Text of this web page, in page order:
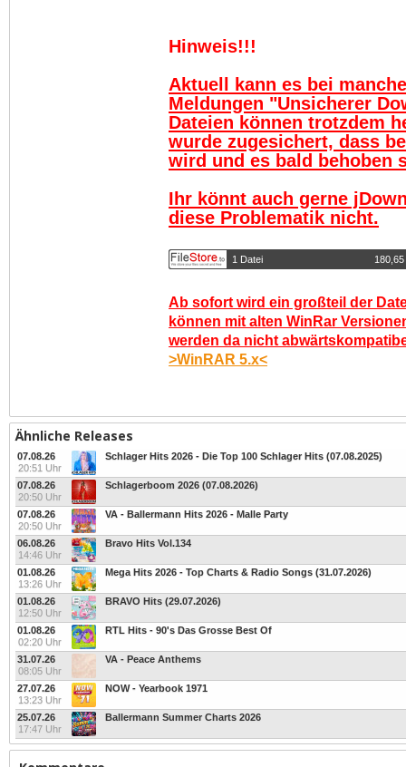
Hinweis!!!
Aktuell kann es bei
Meldungen "Unsicherer
Dateien können trotzdem
wurde zugesichert, dass
wird und es bald behoben
Ihr könnt auch gerne
diese Problematik nicht.
1 Datei
Ab sofort wird ein großteil der
können mit alten WinRar
werden da nicht
>WinRAR 5.x<
Ähnliche Releases
07.08.26
20:51 Uhr
Schlager Hits 2026 - Die Top 100 Schlager Hits (07.08.2025)
07.08.26
20:50 Uhr
Schlagerboom 2026 (07.08.2026)
07.08.26
20:50 Uhr
VA - Ballermann Hits 2026 - Malle Party
06.08.26
14:46 Uhr
Bravo Hits Vol.134
01.08.26
13:26 Uhr
Mega Hits 2026 - Top Charts & Radio Songs (31.07.2026)
01.08.26
12:50 Uhr
BRAVO Hits (29.07.2026)
01.08.26
02:20 Uhr
RTL Hits - 90's Das Grosse Best Of
31.07.26
08:05 Uhr
VA - Peace Anthems
27.07.26
13:23 Uhr
NOW - Yearbook 1971
25.07.26
17:47 Uhr
Ballermann Summer Charts 2026